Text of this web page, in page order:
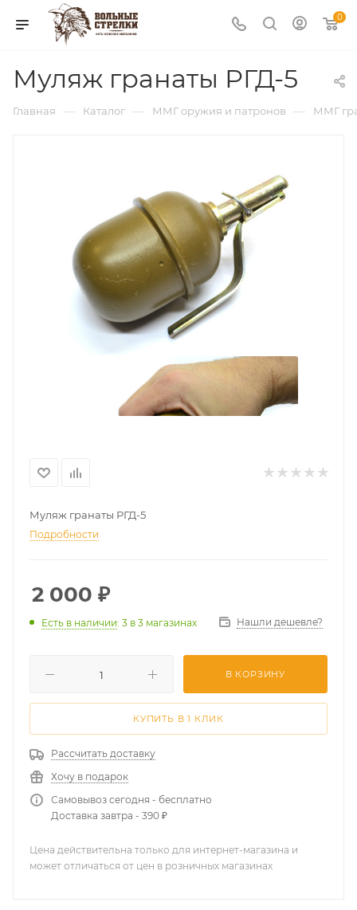
0
Муляж гранаты РГД-5
Главная — Каталог — ММГ оружия и патронов — ММГ
Муляж гранаты РГД-5
Подробности
2 000 ₽
Есть в наличии: 3 в 3 магазинах Нашли дешевле?
В КОРЗИНУ
КУПИТЬ В 1 КЛИК
Рассчитать доставку
Хочу в подарок
Самовывоз сегодня - бесплатно
Доставка завтра - 390 ₽
Цена действительна только для интернет-магазина и
может отличаться от цен в розничных магазинах